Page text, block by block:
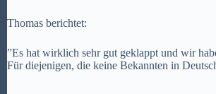
Thomas berichtet:
”Es hat wirklich sehr gut geklappt und wir
Für diejenigen, die keine Bekannten in